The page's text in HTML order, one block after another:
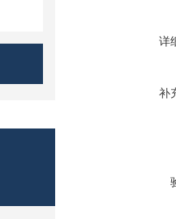
详
补